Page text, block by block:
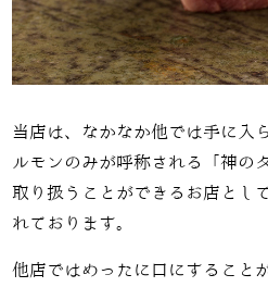
当店は、なかなか他では手に入
ルモンのみが呼称される「神の
取り扱うことができるお店とし
れております。
他店ではめったに口にすること